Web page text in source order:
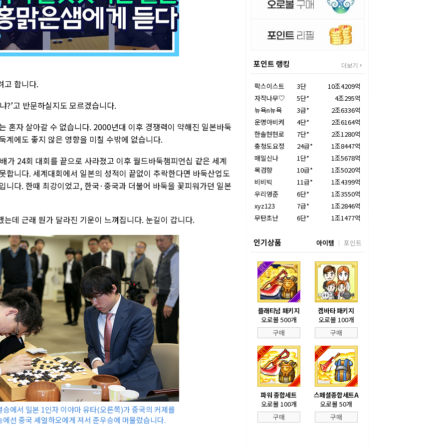
고 합니다.
?’고 반문하실지도 모르겠습니다.
혼자 살아갈 수 없습니다. 2000년대 이후 경쟁력이 약해진 일본바둑
계에도 좋지 않은 영향을 미칠 수밖에 없습니다.
가 24회 대회를 끝으로 사라졌고 이후 월드바둑챔피언십 같은 세계
합니다. 세계대회에서 일본의 성적이 끝없이 추락한다면 바둑산업도
니다. 한때 최강이었고, 한국·중국과 더불어 바둑을 꽃피워가던 일본
데 근래 뭔가 달라진 기운이 느껴집니다. 눈길이 갑니다.
에서 일본 1인자 이야마 유타(오른쪽)가 중국의 커제를
선 중국 셰얼하오에게 져서 준우승에 머물렀습니다.
포인트 랭킹 더보기
팍스이스트 3단
10조4209억
자작나무♡
5단*
4조295억
뉴욕n뉴욕
3급*
2조6336억
운명아비켜
4단*
2조6164억
한솔현현로
7단*
2조1280억
충청도요정
24급*
1조8447억
매일신나
1단*
1조5678억
목검향
10급*
1조5020억
비비빅
11급*
1조4399억
우리영준
6단*
1조3550억
xyz123
7급*
1조2846억
무탄초난
6단* 1조1477억
인기상품 아이템 포인트
플래티넘 패키지
오로볼 500개
구매
겜바타 패키지
오로볼 100개
구매
파워 종합세트
오로볼 100개
구매
스페셜종합세트A
오로볼 50개
구매